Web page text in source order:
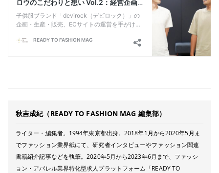
秋吉成紀（READY TO FASHION MAG 編集部）
ライター・編集者。1994年東京都出身。2018年1月から2020年5月ま
でファッション業界紙にて、研究者インタビューやファッション関連
書籍紹介記事などを執筆。2020年5月から2023年6月まで、ファッシ
ョン・アパレル業界特化型求人プラットフォーム「READY TO